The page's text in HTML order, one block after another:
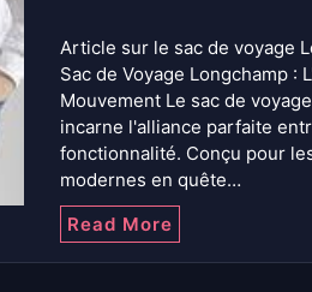
Article sur le sac de voyage
Sac de Voyage Longchamp :
Mouvement Le sac de
incarne l'alliance parfaite
fonctionnalité. Conçu pour
modernes en quête…
Read More